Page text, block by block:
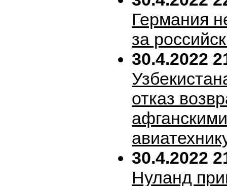
Германия
за
30.4.2022
отказ
30.4.2022
Нуланд